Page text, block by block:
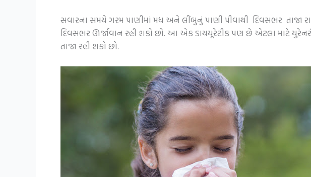
સવારના સમયે ગરમ પાણીમાં મધ અને લીંબુનું પાણી પીવાથી દિવસભર તાજા
દિવસભર ઊર્જાવાન રહી શકો છો. આ એક ડાયયૂરેટીક પણ છે એટલા માટે
તાજા રહી શકો છો.